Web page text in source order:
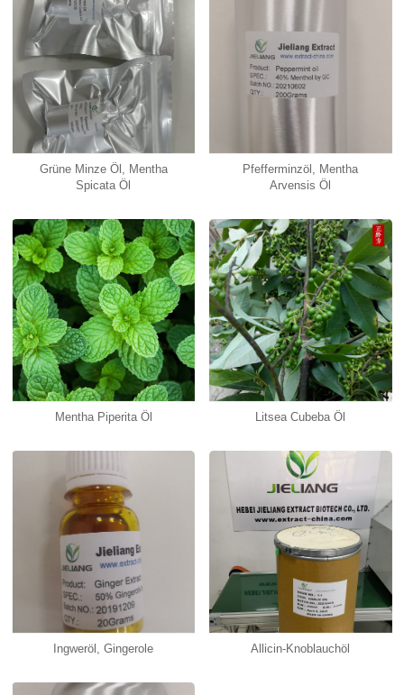
Grüne Minze Öl, Mentha
Spicata Öl
Pfefferminzöl, Mentha
Arvensis Öl
Mentha Piperita Öl Litsea Cubeba Öl
Ingweröl, Gingerole Allicin-Knoblauchöl